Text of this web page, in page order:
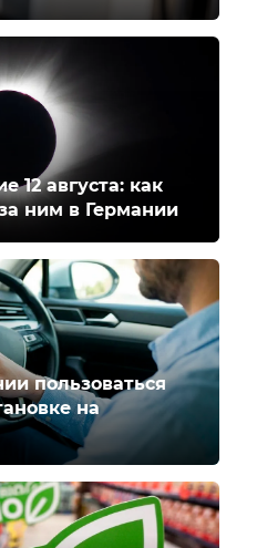
12 августа: как
ним в Германии
пользоваться
на